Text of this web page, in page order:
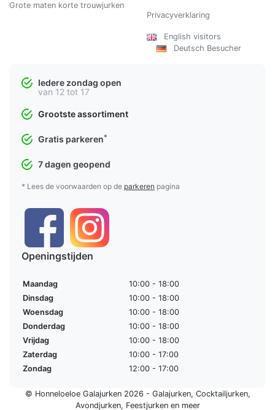
Grote maten korte trouwjurken
Privacyverklaring
English visitors
Deutsch Besucher
Iedere zondag open
van 12 tot 17
Grootste assortiment
Gratis parkeren*
7 dagen geopend
* Lees de voorwaarden op de parkeren pagina
Openingstijden
Maandag
10:00 - 18:00
Dinsdag
10:00 - 18:00
Woensdag
10:00 - 18:00
Donderdag
10:00 - 18:00
Vrijdag
10:00 - 18:00
Zaterdag
10:00 - 17:00
Zondag
12:00 - 17:00
© Honneloeloe Galajurken 2026 - Galajurken, Cocktailjurken,
Avondjurken, Feestjurkenen meer